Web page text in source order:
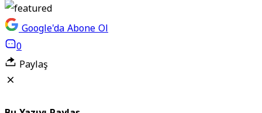
Google'da Abone Ol
0
Paylaş